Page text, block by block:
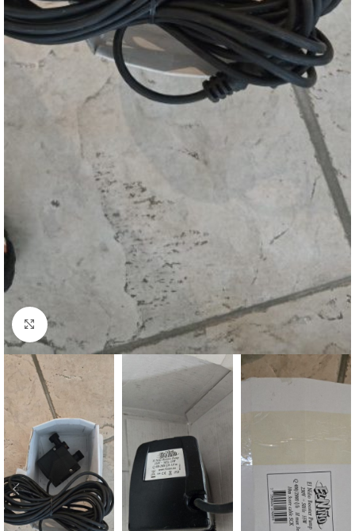
Klik om te vergroten